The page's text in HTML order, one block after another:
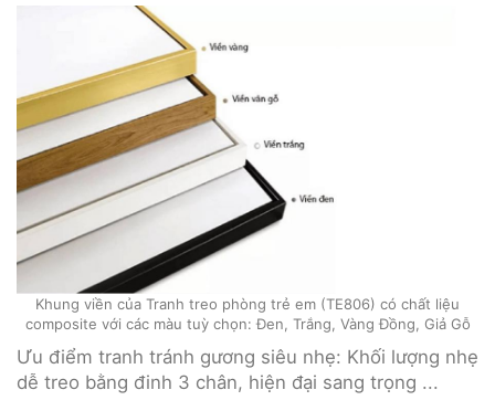
Khung viền của Tranh treo phòng trẻ em (TE806) có chất liệu
composite với các màu tuỳ chọn: Đen, Trắng, Vàng Đồng, Giả Gỗ
Ưu điểm tranh tránh gương siêu nhẹ: Khối lượng nhẹ
dễ treo bằng đinh 3 chân, hiện đại sang trọng ...